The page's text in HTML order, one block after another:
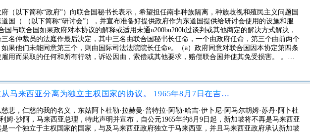
（以下简称“政府”）向联合国秘书长表示，希望担任南非种族隔离，种族歧视和殖民主义问题国
道国（ （以下简称“研讨会”），并宣布准备好提供政府作为东道国提供给研讨会使用的设施和服
国与联合国如果政府对本协议的解释或适用未通u200bu200b过谈判或其他商定的解决方式解决，
名仲裁员的法庭作最后决定，其中三名由联合国秘书长任命，一个由政府任命，第三个由前两个
果他们未能同意第三个，则由国际司法法院院长任命e。（a）政府同意对联合国因本协定第四条
用而采取的任何和所有行动，诉讼因由，索偿或其他要求，赔偿联合国并使其免受损害。 。除
担，但不包括政府损失；当事各方同意这种损害或伤害是由于联合国人员的重大过失或故意的不
关于新加坡从马来西亚分离为独立主权国家的协议。 1965年8月7日在吉隆坡签署。
悲，仁慈的我的名义，东姑阿卜杜勒·拉赫曼·普特拉·阿勒·哈吉·伊卜尼·阿马尔胡姆·苏丹·阿卜杜
姆·沙阿，马来西亚总理，特此声明并宣布，自公元1965年的8月9日起，新加坡将不再是马来西亚
是一个独立于主权国家的国家，与及马来西亚政府独立于马来西亚，并且马来西亚政府承认新加坡